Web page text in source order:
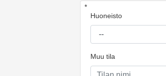
*
Huoneisto
Muu tila